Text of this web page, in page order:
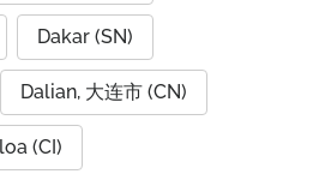
Dakar (SN)
Dalian, 大连市 (CN)
(CI)